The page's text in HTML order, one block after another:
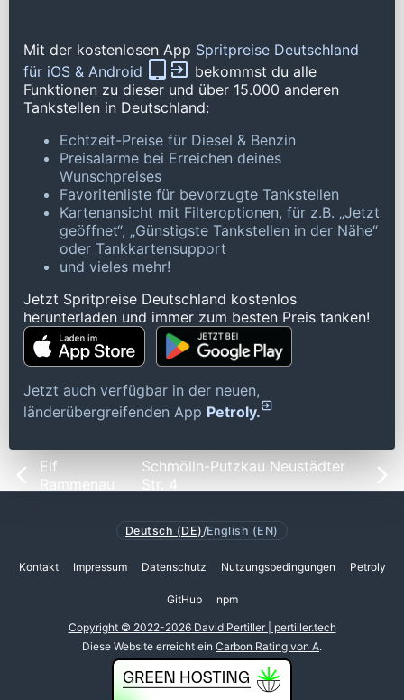
Mit der kostenlosen App Spritpreise Deutschland
für iOS & Android
bekommst du alle
Funktionen zu dieser und über 15.000 anderen
Tankstellen in Deutschland:
Echtzeit-Preise für Diesel & Benzin
Preisalarme bei Erreichen deines
Wunschpreises
Favoritenliste für bevorzugte Tankstellen
Kartenansicht mit Filteroptionen, für z.B. „Jetzt
geöffnet“, „Günstigste Tankstellen in der Nähe“
oder Tankkartensupport
und vieles mehr!
Jetzt Spritpreise Deutschland kostenlos
herunterladen und immer zum besten Preis tanken!
Jetzt auch verfügbar in der neuen,
länderübergreifenden App Petroly.
Elf
Rammenau
Schmölln-Putzkau Neustädter
Str. 4
Deutsch (DE) /English (EN)
Kontakt Impressum Datenschutz Nutzungsbedingungen Petroly
GitHub npm
Copyright © 2022-2026 David Pertiller | pertiller.tech
Diese Website erreicht ein Carbon Rating von A.